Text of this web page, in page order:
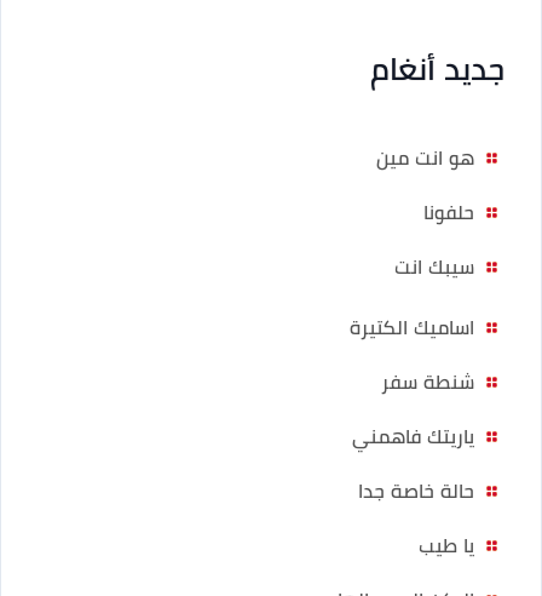
جديد أنغام
هو انت مين
حلفونا
سيبك انت
اساميك الكتيرة
شنطة سفر
ياريتك فاهمني
حالة خاصة جدا
يا طيب